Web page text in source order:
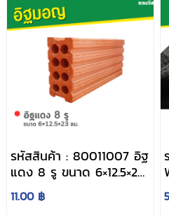
ยางมะตอย
ลวดหนามหีบ
เพลง
ตะแกรงระบายน้ำ
พลาสติก
ตะแกรงน้ำล้
ท่อพีวีซี
ถาดรางระบ
รวมวัสดุ
สแตนเลสแ
ฝาท่อเหล็กหล่อ
ฝาท่อไฟเบอร์
รหัสสินค้า : 80011007 อิฐ
แดง 8 รู ขนาด 6×12.5×23
ซม.
11.00 ฿